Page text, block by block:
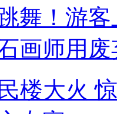
舞！游客
画师用
楼大火